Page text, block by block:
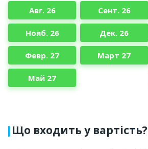
Авг. 26 Сент. 26
Нояб. 26 Дек. 26
Февр. 27 Март 27
Май 27
Що входить у вартість?